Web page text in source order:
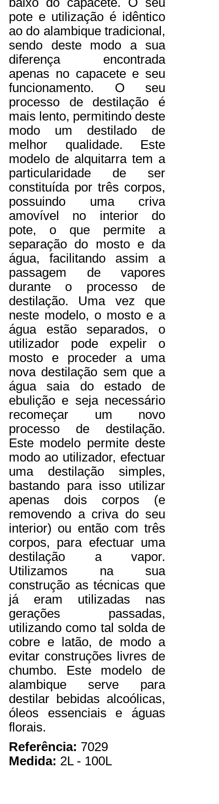
pote e utilização é idêntico
ao do alambique tradicional,
sendo deste modo a sua
diferença encontrada
apenas no capacete e seu
funcionamento. O seu
processo de destilação é
mais lento, permitindo deste
modo um destilado de
melhor qualidade. Este
modelo de alquitarra tem a
particularidade de ser
constituída por três corpos,
possuindo uma criva
amovível no interior do
pote, o que permite a
separação do mosto e da
água, facilitando assim a
passagem de vapores
durante o processo de
destilação. Uma vez que
neste modelo, o mosto e a
água estão separados, o
utilizador pode expelir o
mosto e proceder a uma
nova destilação sem que a
água saia do estado de
ebulição e seja necessário
recomeçar um novo
processo de destilação.
Este modelo permite deste
modo ao utilizador, efectuar
uma destilação simples,
bastando para isso utilizar
apenas dois corpos (e
removendo a criva do seu
interior) ou então com três
corpos, para efectuar uma
destilação a vapor.
Utilizamos na sua
construção as técnicas que
já eram utilizadas nas
gerações passadas,
utilizando como tal solda de
cobre e latão, de modo a
evitar construções livres de
chumbo. Este modelo de
alambique serve para
destilar bebidas alcoólicas,
óleos essenciais e águas
florais.
Referência: 7029
Medida: 2L - 100L